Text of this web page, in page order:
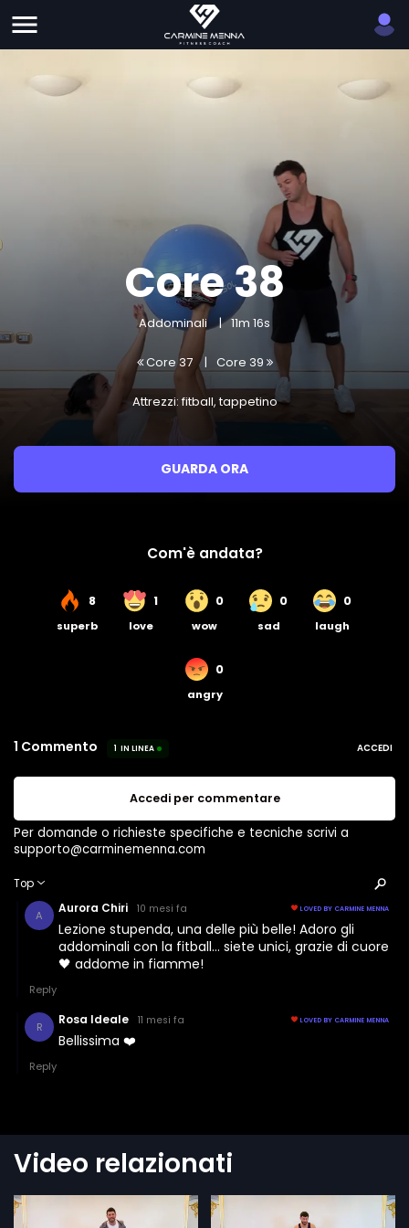
Core 38
Addominali 11m 16s
Core 37 Core 39
Attrezzi: fitball, tappetino
GUARDA ORA
Video relazionati